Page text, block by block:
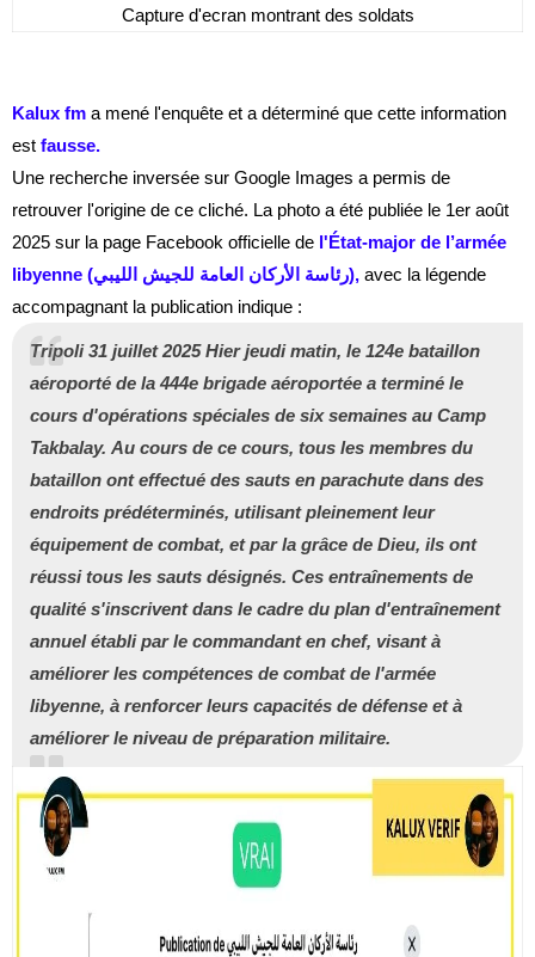
Capture d'ecran montrant des soldats
Kalux fm a mené l'enquête et a déterminé que cette information
est fausse.
Une recherche inversée sur Google Images a permis de
retrouver l'origine de ce cliché. La photo a été publiée le 1er août
2025 sur la page Facebook officielle de l'État-major de l’armée
libyenne (رئاسة الأركان العامة للجيش الليبي), avec la légende
accompagnant la publication indique :
Tripoli 31 juillet 2025Hier jeudi matin, le 124e bataillon
aéroporté de la 444e brigade aéroportée a terminé le
cours d'opérations spéciales de six semaines au Camp
Takbalay. Au cours de ce cours, tous les membres du
bataillon ont effectué des sauts en parachute dans des
endroits prédéterminés, utilisant pleinement leur
équipement de combat, et par la grâce de Dieu, ils ont
réussi tous les sauts désignés. Ces entraînements de
qualité s'inscrivent dans le cadre du plan d'entraînement
annuel établi par le commandant en chef, visant à
améliorer les compétences de combat de l'armée
libyenne, à renforcer leurs capacités de défense et à
améliorer le niveau de préparation militaire.